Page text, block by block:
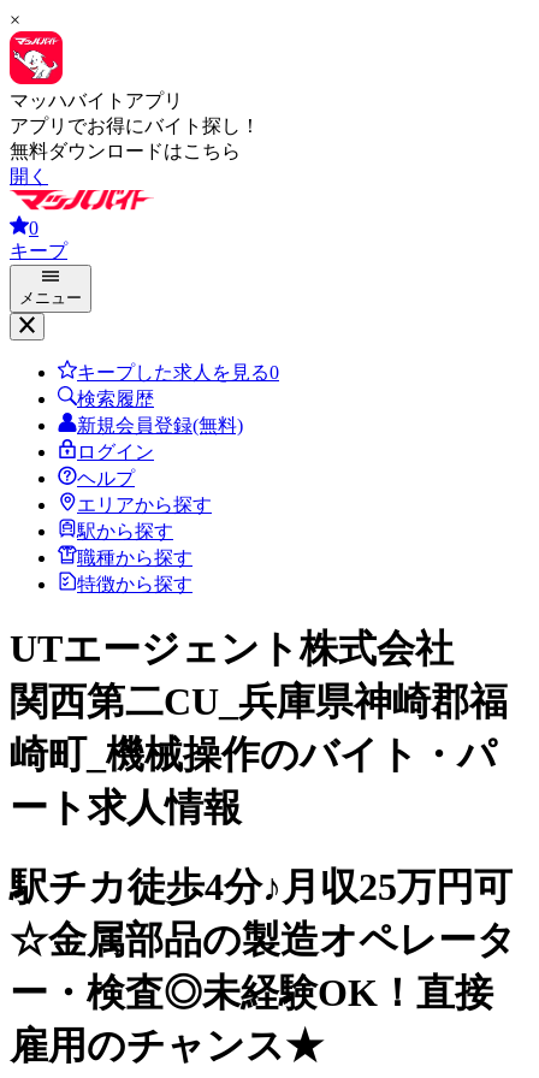
×
マッハバイトアプリ
アプリでお得にバイト探し！
無料ダウンロードはこちら
開く
0
キープ
メニュー
キープした求人を見る0
検索履歴
新規会員登録(無料)
ログイン
ヘルプ
エリアから探す
駅から探す
職種から探す
特徴から探す
UTエージェント株式会社
関西第二CU_兵庫県神崎郡福
崎町_機械操作のバイト・パ
ート求人情報
駅チカ徒歩4分♪月収25万円可
☆金属部品の製造オペレータ
ー・検査◎未経験OK！直接
雇用のチャンス★